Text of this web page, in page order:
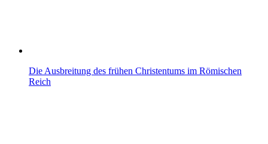
Die Ausbreitung des frühen Christentums im Römischen
Reich